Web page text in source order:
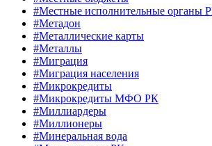
#Местные исполнительные органы
#Метадон
#Металлические карты
#Металлы
#Миграция
#Миграция населения
#Микрокредиты
#Микрокредиты МФО РК
#Миллиардеры
#Миллионеры
#Минеральная вода